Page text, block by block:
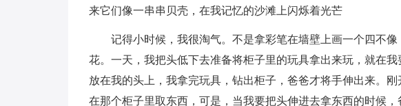
来它们像一串串贝壳，在我记忆的沙滩上闪烁着光芒
记得小时候，我很淘气。不是拿彩笔在墙壁上画一个四不
花。一天，我把头低下去准备将柜子里的玩具拿出来玩，就在
放在我的头上，我拿完玩具，钻出柜子，爸爸才将手伸出来。
在那个柜子里取东西，可是，当我要把头伸进去拿东西的时候